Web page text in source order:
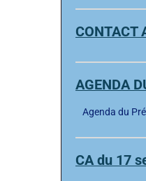
CONTACT
AGENDA
Agenda du
CA du 17